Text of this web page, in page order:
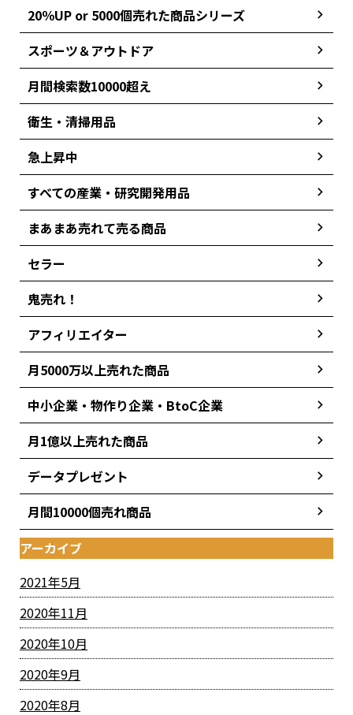
20％UP or 5000個売れた商品シリーズ
スポーツ＆アウトドア
月間検索数10000超え
衛生・清掃用品
急上昇中
すべての産業・研究開発用品
まあまあ売れて売る商品
セラー
鬼売れ！
アフィリエイター
月5000万以上売れた商品
中小企業・物作り企業・BtoC企業
月1億以上売れた商品
データプレゼント
月間10000個売れ商品
アーカイブ
2021年5月
2020年11月
2020年10月
2020年9月
2020年8月